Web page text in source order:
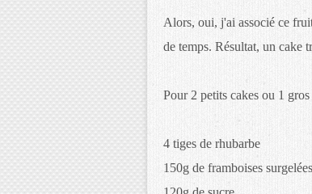
Alors, oui, j'ai associé ce
de temps. Résultat, un cake
Pour 2 petits cakes ou 1 gros
4 tiges de rhubarbe
150g de framboises surgelées